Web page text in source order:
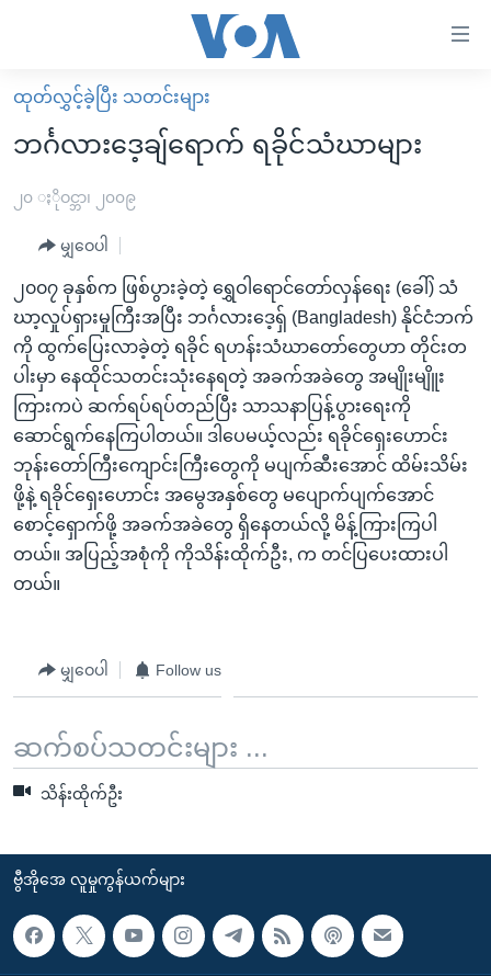
လွယ်ကူ
စေ
Link
များ
ပင်မ
အကြောင်းအရာ
သို့
ကျော်
ကြည့်
ရန်
ပင်မ
အ
ညွန်း
စာမျက်နှာ
သို့
နေရာ
သို့
ရန်
မူလစာမျက်နှာ
မြန်မာ
ကမ္ဘာ့သတင်းများ
နိုင်ငံတကာ
အမေရိကန်
တရုတ်
အစ္စရေး-ပါလက်စတိုင်း
သတင်းလွတ်လပ်ခွင့်
ရပ်ဝန်းတခု လမ်းတခု အလွန်
အင်္ဂလိပ်စာလေ့လာမယ်
အမေရိကန်သုံးအီဒီယံ
မကြေးမုံရဲ့ အင်္ဂလိပ်စာ
ရုပ်ရှင်ထဲက အင်္ဂလိပ်စာ
သုတပဒေသာ အင်္ဂလိပ်စာ
အပတ်စဉ်ကဏ္ဍများ
ရေဒီယို
တီဗွီ
ရေဒီယိုနှင့်ရုပ်သံ အချက်အလက်များ
ရေဒီယို/တီဗွီအစီအစဉ်
Learning English
ဗွီအိုအေ လူမှုကွန်ယက်များ
ဘာသာစကားများ
ထုတ်လွှင့်ခဲ့ပြီး သတင်းများ
ဘင်္ဂလားဒေ့ချ်ရောက် ရခိုင်သံဃာများ
၂၀ ႏိုဝင္ဘာ၊ ၂၀၀၉
မျှဝေပါ
၂၀၀၇ ခုနှစ်က ဖြစ်ပွားခဲ့တဲ့ ရွှေဝါရောင်တော်လှန်ရေး (ခေါ်) သံ
ဃာ့လှုပ်ရှားမှုကြီးအပြီး ဘင်္ဂလားဒေ့ရှ် (Bangladesh) နိုင်ငံဘက်
ကို ထွက်ပြေးလာခဲ့တဲ့ ရခိုင် ရဟန်းသံဃာတော်တွေဟာ တိုင်းတ
ပါးမှာ နေထိုင်သတင်းသုံးနေရတဲ့ အခက်အခဲတွေ အမျိုးမျိူး
ကြားကပဲ ဆက်ရပ်ရပ်တည်ပြီး သာသနာပြန့်ပွားရေးကို
ဆောင်ရွက်နေကြပါတယ်။ ဒါပေမယ့်လည်း ရခိုင်ရှေးဟောင်း
ဘုန်းတော်ကြီးကျောင်းကြီးတွေကို မပျက်ဆီးအောင် ထိမ်းသိမ်း
ဖို့နဲ့ ရခိုင်ရှေးဟောင်း အမွေအနှစ်တွေ မပျောက်ပျက်အောင်
စောင့်ရှောက်ဖို့ အခက်အခဲတွေ ရှိနေတယ်လို့ မိန့်ကြားကြပါ
တယ်။ အပြည့်အစုံကို ကိုသိန်းထိုက်ဦး, က တင်ပြပေးထားပါ
တယ်။
မျှဝေပါ Follow us
ဆက်စပ်သတင်းများ ...
သိန်းထိုက်ဦး
ဗွီအိုအေ လူမှုကွန်ယက်များ